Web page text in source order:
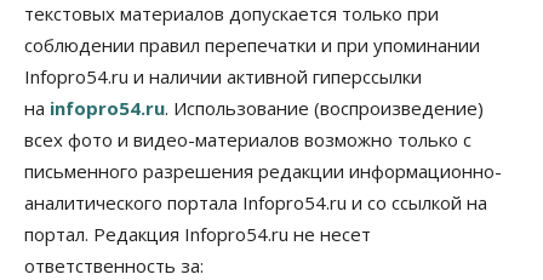
настоящая борьба»: вузы настойчиво
обзванивают новосибирских высокобалльников
перед зачислением
06 Августа 2026, 13:00
Власть
Режим ЧС ввели в Омской области из-за засухи
06 Августа 2026, 12:15
Новосибирск готовится к визиту Владимира
Путина
текстовых материалов допускается только при
соблюдении правил перепечатки и при упоминании
Infopro54.ru и наличии активной гиперссылки
на infopro54.ru. Использование (воспроизведение)
всех фото и видео-материалов возможно только с
письменного разрешения редакции информационно-
аналитического портала Infopro54.ru и со ссылкой на
портал. Редакция Infopro54.ru не несет
ответственность за: